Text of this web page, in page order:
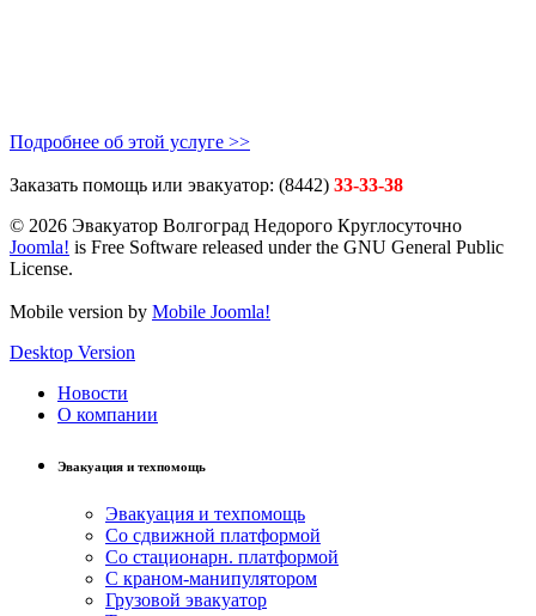
Подробнее об этой услуге >>
Заказать помощь или эвакуатор: (8442) 33-33-38
© 2026 Эвакуатор Волгоград Недорого Круглосуточно
Joomla! is Free Software released under the GNU General Public
License.
Mobile version by Mobile Joomla!
Desktop Version
Новости
О компании
Эвакуация и техпомощь
Эвакуация и техпомощь
Со сдвижной платформой
Со стационарн. платформой
С краном-манипулятором
Грузовой эвакуатор